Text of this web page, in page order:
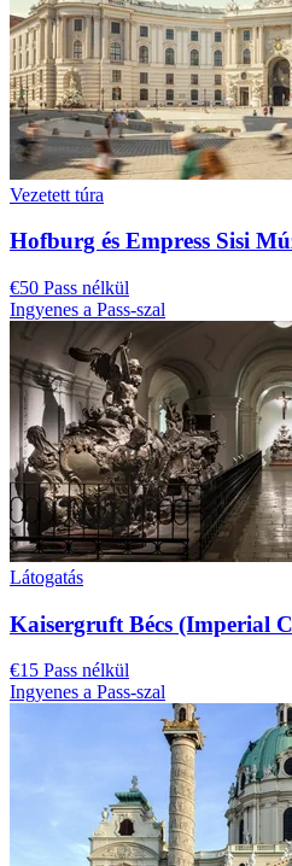
Vezetett túra
Hofburg és Empress Sisi
€50 Pass nélkül
Ingyenes a Pass-szal
Látogatás
Kaisergruft Bécs (Imperial
€15 Pass nélkül
Ingyenes a Pass-szal